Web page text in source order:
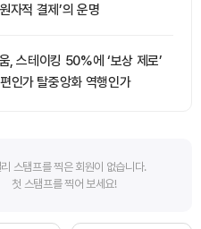
자적 결제’의 운명
, 스테이킹 50%에 ‘보상 제로’
인가 탈중앙화 역행인가
스탬프를 찍은 회원이 없습니다.
첫 스탬프를 찍어 보세요!